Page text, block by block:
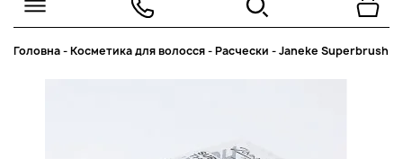
Головна-Косметика для волосся-Расчески -Janeke Superbrush